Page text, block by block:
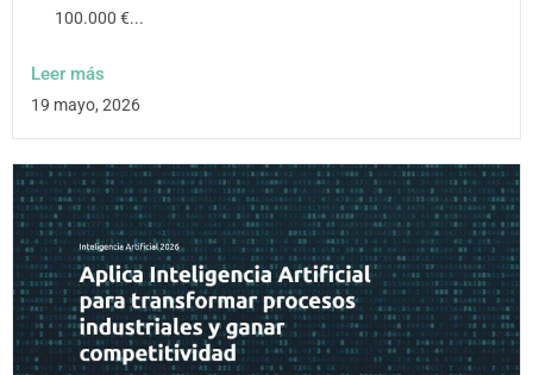
100.000 €...
Leer más
19 mayo, 2026